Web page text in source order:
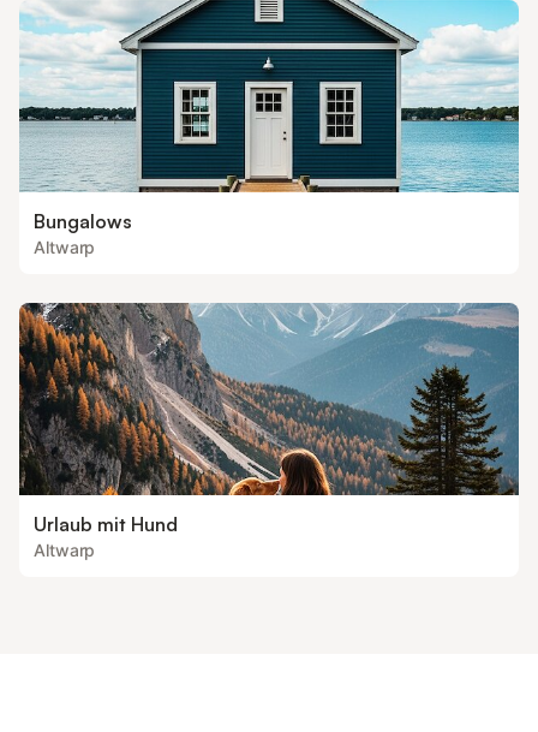
Bungalows
Altwarp
Urlaub mit Hund
Altwarp